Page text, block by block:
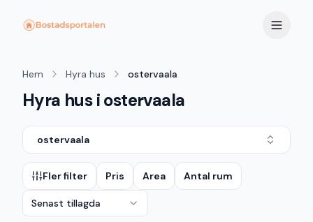
Hem Hyra hus ostervaala
Hyra hus i ostervaala
ostervaala
Fler filter Pris Area Antal rum
Senast tillagda